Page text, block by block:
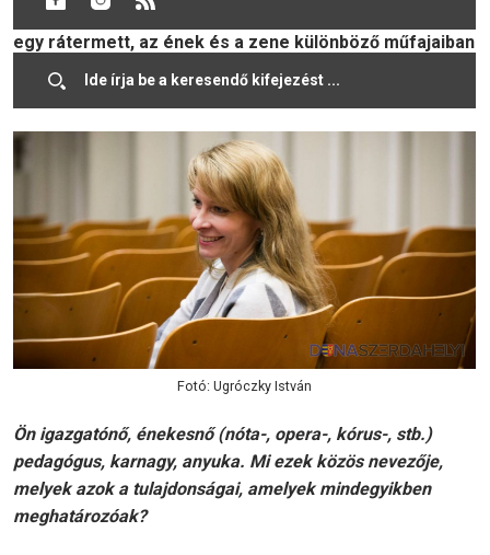
mindenki hívja, a zeneiskola. Az intézmény 60 éves, és
egy rátermett, az ének és a zene különböző műfajaiban
tehetséges igazgató vezeti. Kollár Katalinnal
beszélgettünk.
Fotó: Ugróczky István
Ön igazgatónő, énekesnő (nóta-, opera-, kórus-, stb.)
pedagógus, karnagy, anyuka. Mi ezek közös nevezője,
melyek azok a tulajdonságai, amelyek mindegyikben
meghatározóak?